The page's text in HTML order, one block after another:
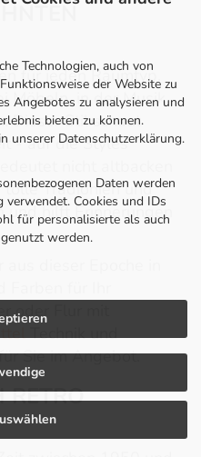
Technologien, auch von
der Website zu
Angebotes zu analysieren und
bieten zu können.
unserer Datenschutzerklärung.
Daten werden
Cookies und IDs
für personalisierte als auch
werden.
für jeden Raumtyp.
Möbeln, in der Musik
Dieser Stil schaut
- auf die Styles
tolle Tradionien und
hilft Erinnerungen
für Ihr
oder Flur mit
Technik und
Sie im Angebot.
RETRO